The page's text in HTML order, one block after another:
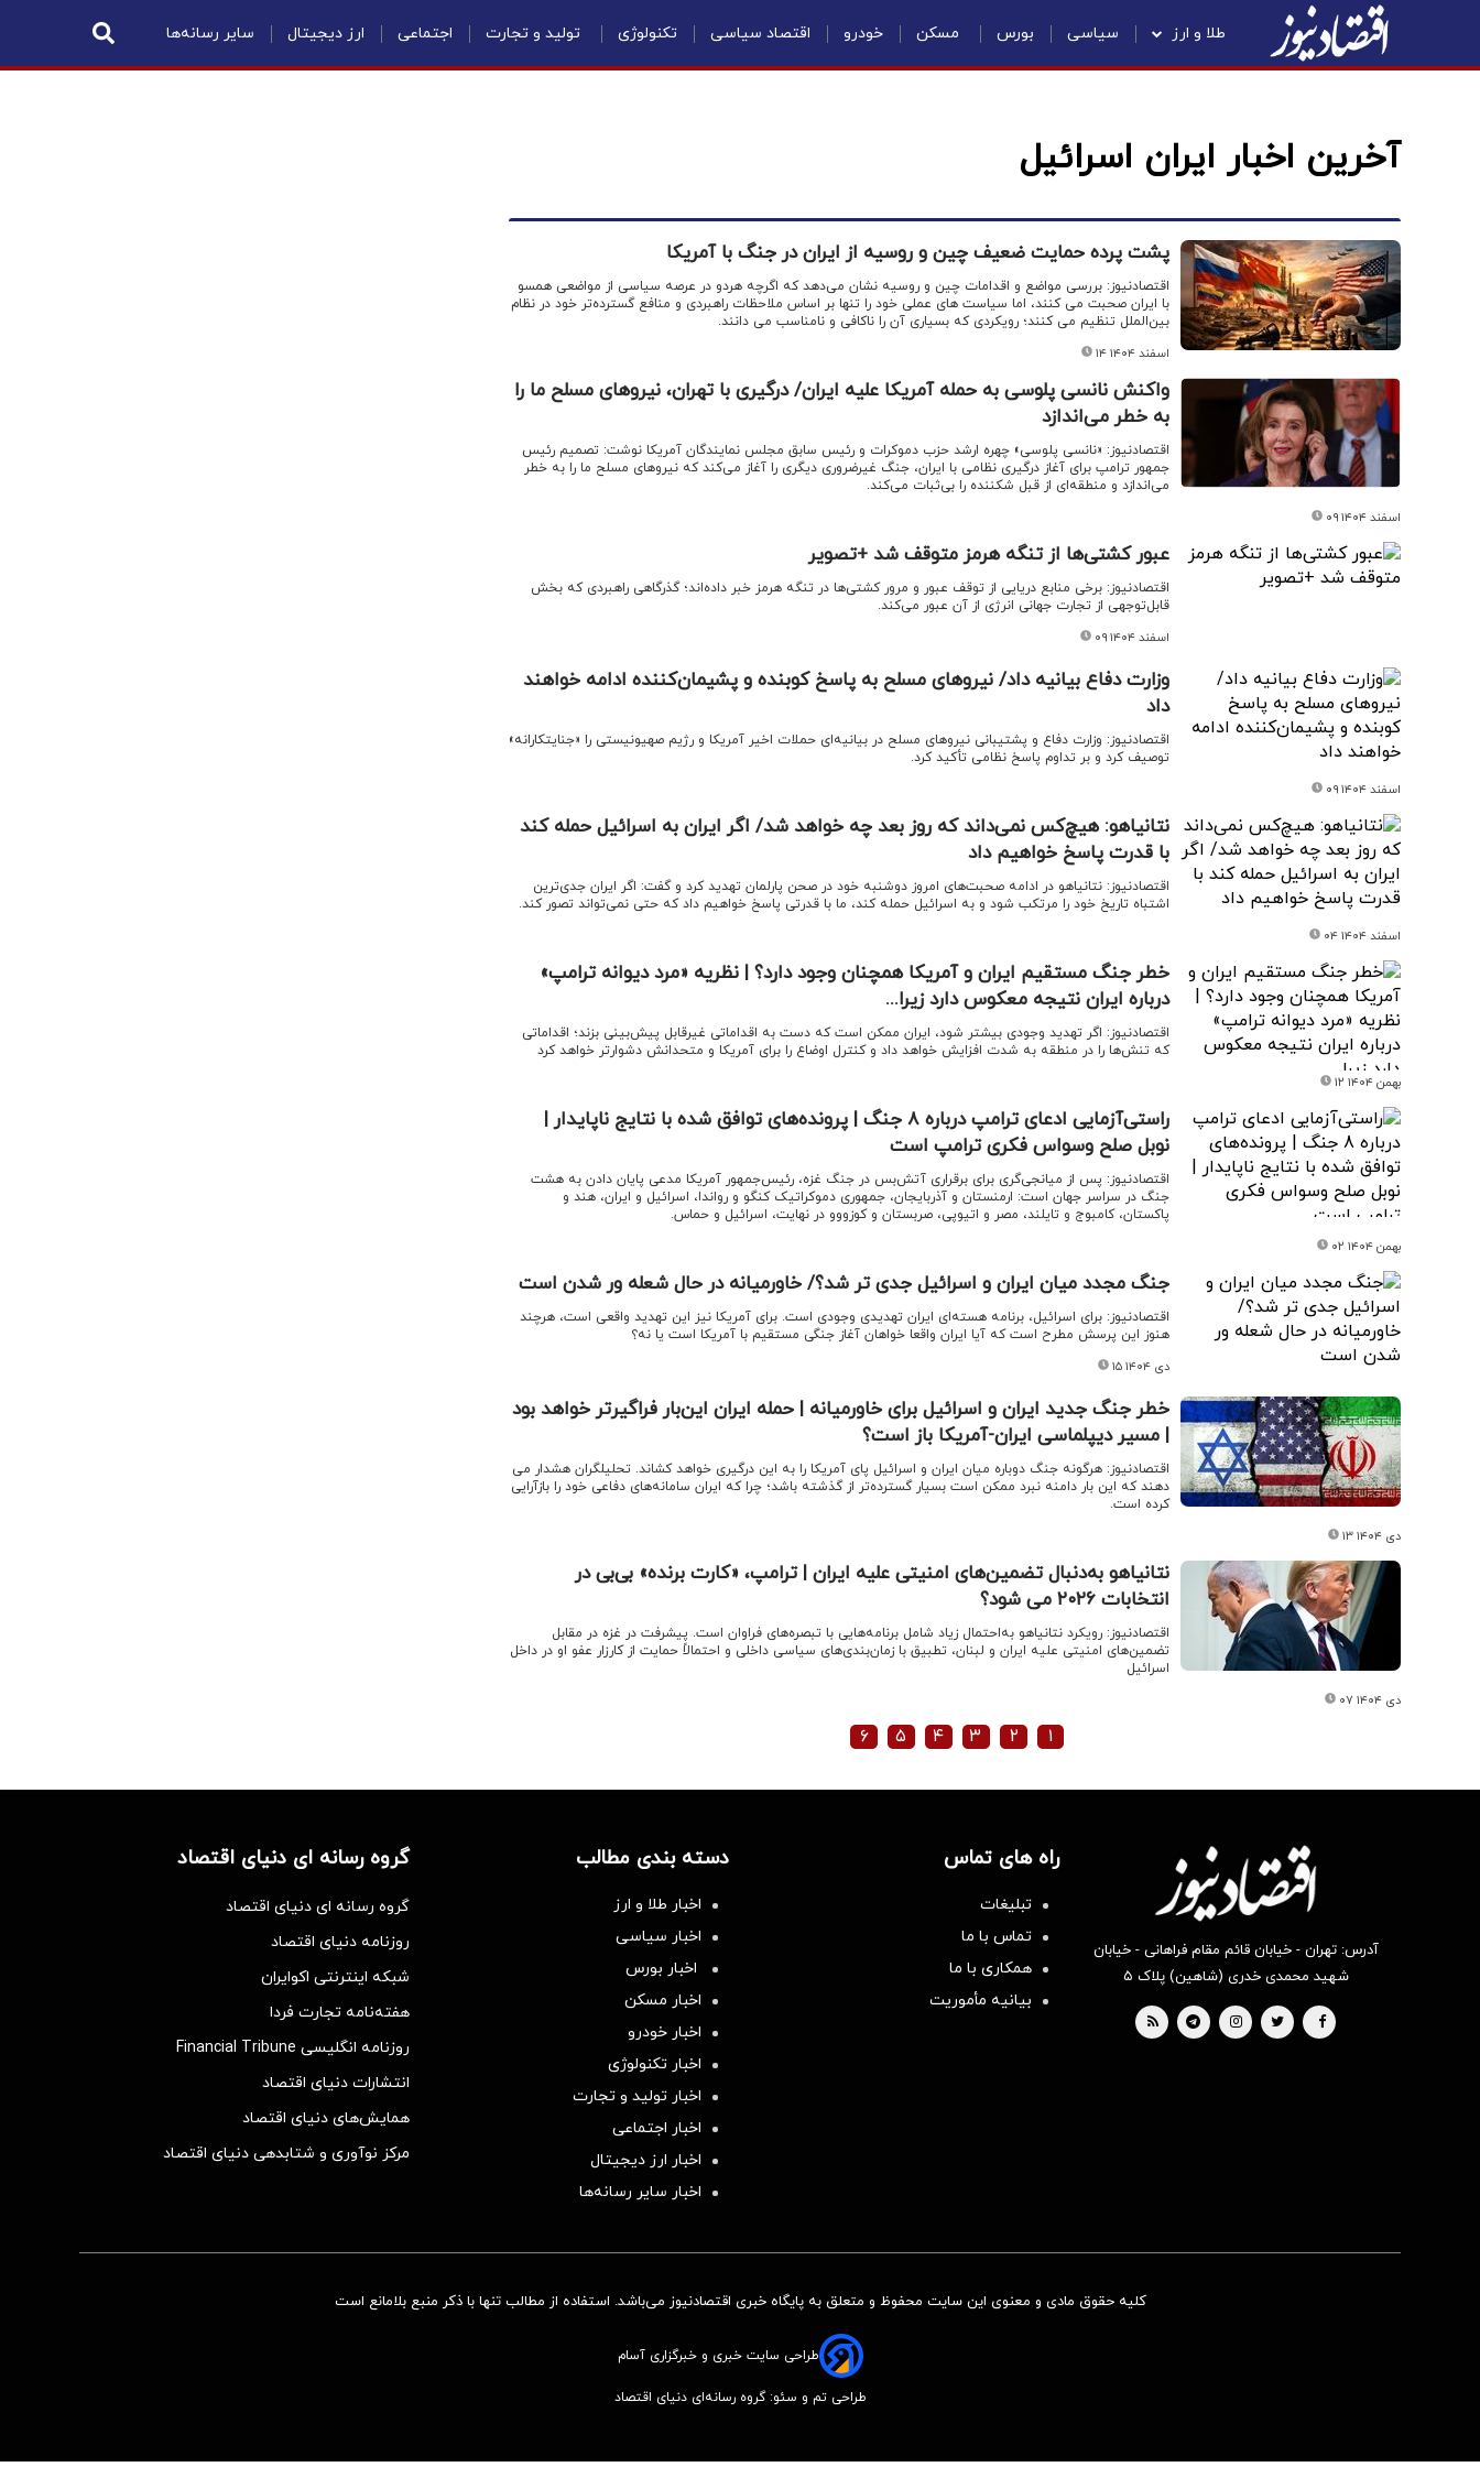
طلا و ارز سیاسی بورس مسکن خودرو اقتصاد سیاسی تکنولوژی تولید و تجارت اجتماعی ارز دیجیتال سایر رسانه‌ها
آخرین اخبار ایران اسرائیل
پشت پرده حمایت ضعیف چین و روسیه از ایران در جنگ با آمریکا
اقتصادنیوز: بررسی مواضع و اقدامات چین و روسیه نشان می‌دهد که اگرچه هردو در عرصه سیاسی از مواضعی همسو
با ایران صحبت می کنند، اما سیاست های عملی خود را تنها بر اساس ملاحظات راهبردی و منافع گسترده‌تر خود در نظام
بین‌الملل تنظیم می کنند؛ رویکردی که بسیاری آن را ناکافی و نامناسب می دانند.
۱۴ اسفند ۱۴۰۴
واکنش نانسی پلوسی به حمله آمریکا علیه ایران/ درگیری با تهران، نیروهای مسلح ما را
به خطر می‌اندازد
اقتصادنیوز: «نانسی پلوسی» چهره ارشد حزب دموکرات و رئیس سابق مجلس نمایندگان آمریکا نوشت: تصمیم رئیس
جمهور ترامپ برای آغاز درگیری نظامی با ایران، جنگ غیرضروری دیگری را آغاز می‌کند که نیروهای مسلح ما را به خطر
می‌اندازد و منطقه‌ای از قبل شکننده را بی‌ثبات می‌کند.
۰۹ اسفند ۱۴۰۴
عبور کشتی‌ها از تنگه هرمز متوقف شد +تصویر
اقتصادنیوز: برخی منابع دریایی از توقف عبور و مرور کشتی‌ها در تنگه هرمز خبر داده‌اند؛ گذرگاهی راهبردی که بخش
قابل‌توجهی از تجارت جهانی انرژی از آن عبور می‌کند.
۰۹ اسفند ۱۴۰۴
وزارت دفاع بیانیه داد/ نیروهای مسلح به پاسخ کوبنده و پشیمان‌کننده ادامه خواهند
داد
اقتصادنیوز: وزارت دفاع و پشتیبانی نیروهای مسلح در بیانیه‌ای حملات اخیر آمریکا و رژیم صهیونیستی را «جنایتکارانه»
توصیف کرد و بر تداوم پاسخ نظامی تأکید کرد.
۰۹ اسفند ۱۴۰۴
نتانیاهو: هیچ‌کس نمی‌داند که روز بعد چه خواهد شد/ اگر ایران به اسرائیل حمله کند
با قدرت پاسخ خواهیم داد
اقتصادنیوز: نتانیاهو در ادامه صحبت‌های امروز دوشنبه خود در صحن پارلمان تهدید کرد و گفت: اگر ایران جدی‌ترین
اشتباه تاریخ خود را مرتکب شود و به اسرائیل حمله کند، ما با قدرتی پاسخ خواهیم داد که حتی نمی‌تواند تصور کند.
۰۴ اسفند ۱۴۰۴
خطر جنگ مستقیم ایران و آمریکا همچنان وجود دارد؟ | نظریه «مرد دیوانه ترامپ»
درباره ایران نتیجه معکوس دارد زیرا...
اقتصادنیوز: اگر تهدید وجودی بیشتر شود، ایران ممکن است که دست به اقداماتی غیرقابل پیش‌بینی بزند؛ اقداماتی
که تنش‌ها را در منطقه به شدت افزایش خواهد داد و کنترل اوضاع را برای آمریکا و متحدانش دشوارتر خواهد کرد
۱۲ بهمن ۱۴۰۴
راستی‌آزمایی ادعای ترامپ درباره ۸ جنگ | پرونده‌های توافق شده با نتایج ناپایدار |
نوبل صلح وسواس فکری ترامپ است
اقتصادنیوز: پس از میانجی‌گری برای برقراری آتش‌بس در جنگ غزه، رئیس‌جمهور آمریکا مدعی پایان دادن به هشت
جنگ در سراسر جهان است: ارمنستان و آذربایجان، جمهوری دموکراتیک کنگو و رواندا، اسرائیل و ایران، هند و
پاکستان، کامبوج و تایلند، مصر و اتیوپی، صربستان و کوزووو در نهایت، اسرائیل و حماس.
۰۲ بهمن ۱۴۰۴
جنگ مجدد میان ایران و اسرائیل جدی تر شد؟/ خاورمیانه در حال شعله ور شدن است
اقتصادنیوز: برای اسرائیل، برنامه‌ هسته‌ای ایران تهدیدی وجودی است. برای آمریکا نیز این تهدید واقعی است، هرچند
هنوز این پرسش مطرح است که آیا ایران واقعا خواهان آغاز جنگی مستقیم با آمریکا است یا نه؟
۱۵ دی ۱۴۰۴
خطر جنگ جدید ایران و اسرائیل برای خاورمیانه | حمله ایران این‌بار فراگیرتر خواهد بود
| مسیر دیپلماسی ایران-آمریکا باز است؟
اقتصادنیوز: هرگونه جنگ دوباره میان ایران و اسرائیل پای آمریکا را به این درگیری خواهد کشاند. تحلیلگران هشدار می
دهند که این بار دامنه‌ نبرد ممکن است بسیار گسترده‌تر از گذشته باشد؛ چرا که ایران سامانه‌های دفاعی خود را بازآرایی
کرده است.
۱۳ دی ۱۴۰۴
نتانیاهو به‌دنبال تضمین‌های امنیتی علیه ایران | ترامپ، «کارت برنده» بی‌بی در
انتخابات ۲۰۲۶ می شود؟
اقتصادنیوز: رویکرد نتانیاهو به‌احتمال زیاد شامل برنامه‌هایی با تبصره‌های فراوان است. پیشرفت در غزه در مقابل
تضمین‌های امنیتی علیه ایران و لبنان، تطبیق با زمان‌بندی‌های سیاسی داخلی و احتمالاً حمایت از کارزار عفو او در داخل
اسرائیل
۰۷ دی ۱۴۰۴
۱ ۲ ۳ ۴ ۵ ۶
آدرس: تهران - خیابان قائم مقام فراهانی - خیابان
شهید محمدی خدری (شاهین) پلاک ۵
راه های تماس
تبلیغات
تماس با ما
همکاری با ما
بیانیه مأموریت
دسته بندی مطالب
اخبار طلا و ارز
اخبار سیاسی
اخبار بورس
اخبار مسکن
اخبار خودرو
اخبار تکنولوژی
اخبار تولید و تجارت
اخبار اجتماعی
اخبار ارز دیجیتال
اخبار سایر رسانه‌‌ها
گروه رسانه ای دنیای اقتصاد
گروه رسانه ای دنیای اقتصاد
روزنامه دنیای اقتصاد
شبکه اینترنتی اکوایران
هفته‌نامه تجارت فردا
روزنامه انگلیسی Financial Tribune
انتشارات دنیای اقتصاد
همایش‌های دنیای اقتصاد
مرکز نوآوری و شتابدهی دنیای اقتصاد
کلیه حقوق مادی و معنوی این سایت محفوظ و متعلق به پایگاه خبری اقتصادنیوز می‌باشد. استفاده از مطالب تنها با ذکر منبع بلامانع است
طراحی سایت خبری و خبرگزاری آسام
طراحی تم و سئو: گروه رسانه‌ای دنیای اقتصاد